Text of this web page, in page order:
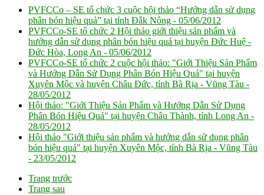
PVFCCo – SE tổ chức 3 cuộc hội thảo “Hướng dẫn sử dụng
phân bón hiệu quả” tại tỉnh Đắk Nông - 05/06/2012
PVFCCo-SE tổ chức 2 Hội thảo giới thiệu sản phẩm và
hướng dẫn sử dụng phân bón hiệu quả tại huyện Đức Huệ -
Đức Hòa, Long An - 05/06/2012
PVFCCo-SE tổ chức 2 cuộc hội thảo: "Giới Thiệu Sản Phẩm
và Hướng Dẫn Sử Dụng Phân Bón Hiệu Quả" tại huyện
Xuyên Mộc và huyện Châu Đức, tỉnh Bà Rịa - Vũng Tàu -
28/05/2012
Hội thảo: "Giới Thiệu Sản Phẩm và Hướng Dẫn Sử Dụng
Phân Bón Hiệu Quả" tại huyện Châu Thành, tỉnh Long An -
28/05/2012
Hội thảo "Giới thiệu sản phẩm và hướng dẫn sử dụng phân
bón hiệu quả" tại huyện Xuyên Mộc, tỉnh Bà Rịa - Vũng Tàu
- 23/05/2012
Trang trước
Trang sau